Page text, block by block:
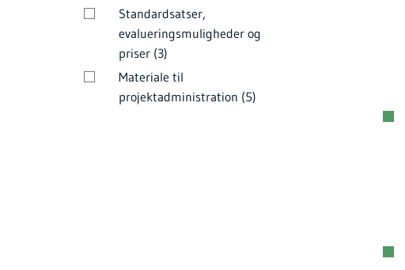
Standardsatser,
evalueringsmuligheder og
priser (3)
Materiale til
projektadministration (5)